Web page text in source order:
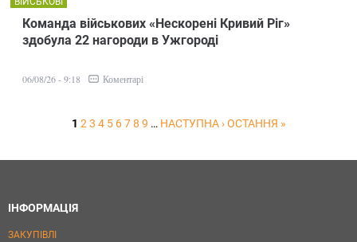
Команда військових «Нескорені Кривий Ріг»
здобула 22 нагороди в Ужгороді
06/08/26 - 9:18 Коментарі
1 2 3 4 5 6 7 8 9 … НАСТУПНА › ОСТАННЯ »
ІНФОРМАЦІЯ
ЗАКУПІВЛІ